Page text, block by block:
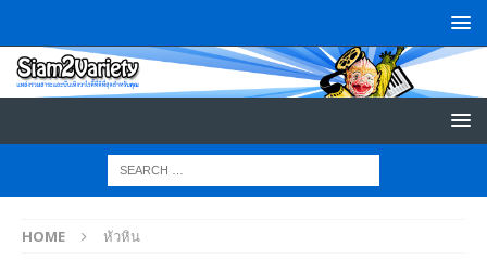
HOME หัวหิน